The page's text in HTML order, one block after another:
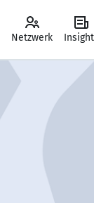
Netzwerk